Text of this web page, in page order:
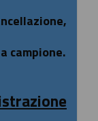
campione.